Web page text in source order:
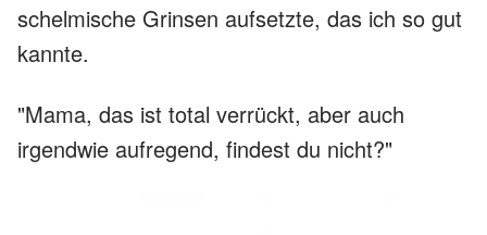
schelmische Grinsen aufsetzte, das ich so gut
kannte.
"Mama, das ist total verrückt, aber auch
irgendwie aufregend, findest du nicht?"